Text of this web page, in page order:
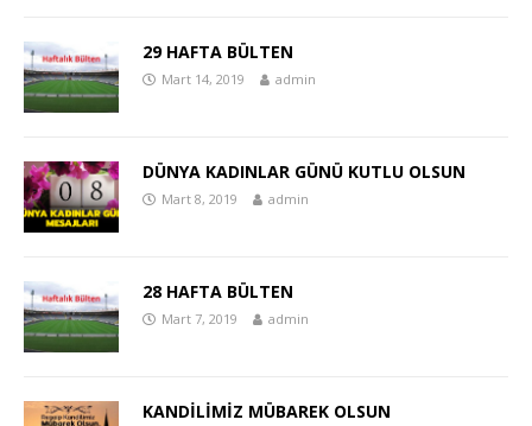
29 HAFTA BÜLTEN
Mart 14, 2019 admin
DÜNYA KADINLAR GÜNÜ KUTLU OLSUN
Mart 8, 2019 admin
28 HAFTA BÜLTEN
Mart 7, 2019 admin
KANDİLİMİZ MÜBAREK OLSUN